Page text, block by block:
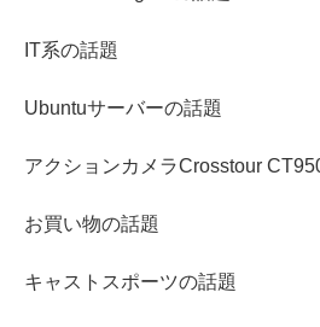
IT系の話題
Ubuntuサーバーの話題
アクションカメラCrosstour
お買い物の話題
キャストスポーツの話題